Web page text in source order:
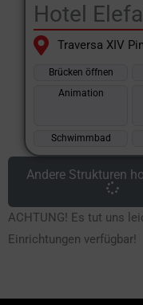
Hotel
Traversa XIV
Brücken öffnen
Animation
Schwimmbad
Andere Strukturen
ACHTUNG! Es tut uns
Einrichtungen verfügbar!